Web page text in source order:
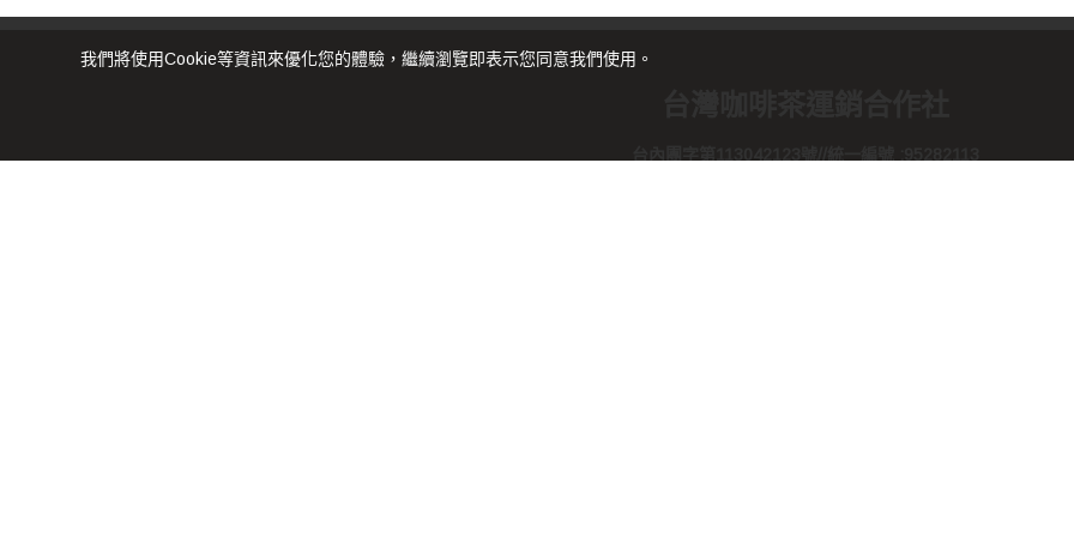
我們將使用cookie等資訊來優化您的體驗，繼續瀏覽即表示您同意我們使用。